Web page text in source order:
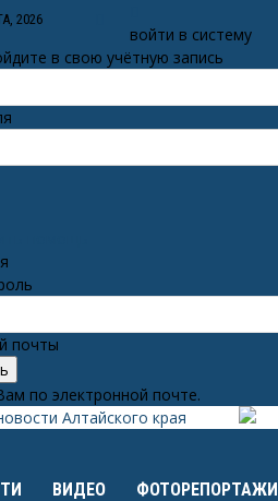
2026
войти в систему
в свою учётную запись
почты
по электронной почте.
Алтайского края
ВИДЕО ФОТОРЕПОРТАЖИ